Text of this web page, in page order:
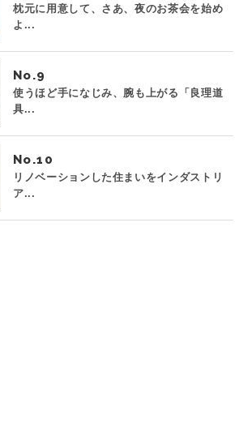
枕元に用意して、さあ、夜のお茶会を始め
よ...
No.
使うほど手になじみ、腕も上がる「良理道
具...
No.
リノベーションした住まいをインダストリ
ア...